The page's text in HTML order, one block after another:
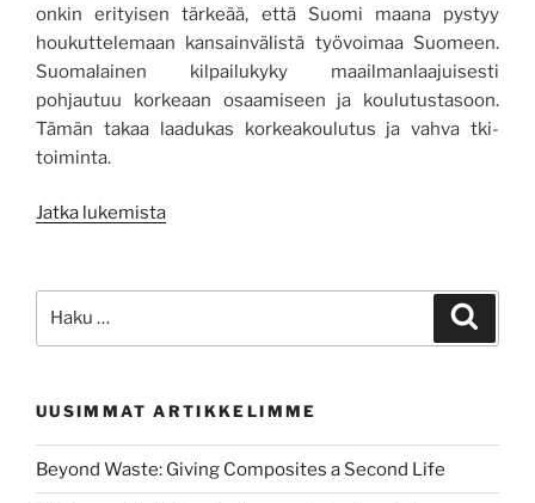
onkin erityisen tärkeää, että Suomi maana pystyy
houkuttelemaan kansainvälistä työvoimaa Suomeen.
Suomalainen kilpailukyky maailmanlaajuisesti
pohjautuu korkeaan osaamiseen ja koulutustasoon.
Tämän takaa laadukas korkeakoulutus ja vahva tki-
toiminta.
Jatka lukemista”Elinkeinoelämä
ammattikorkeakoulun
osaajapulaan”
UUSIMMAT ARTIKKELIMME
Beyond Waste: Giving Composites a Second Life